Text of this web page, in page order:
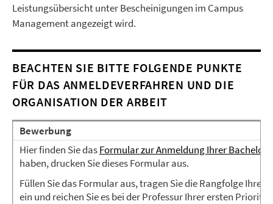
Leistungsübersicht unter Bescheinigungen im Campus
Management angezeigt wird.
BEACHTEN SIE BITTE FOLGENDE PUNKTE
FÜR DAS ANMELDEVERFAHREN UND DIE
ORGANISATION DER ARBEIT
Bewerbung
Hier finden Sie dasFormular zur Anmeldung Ihrer
haben, drucken Sie dieses Formular aus.
Füllen Sie das Formular aus, tragen Sie die Rangfolge
ein und reichen Sie es bei der Professur Ihrer ersten